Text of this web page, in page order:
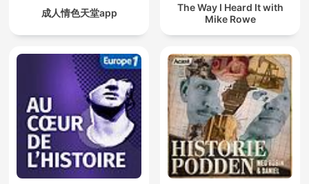
成人情色天堂app
The Way I Heard It with
Mike Rowe